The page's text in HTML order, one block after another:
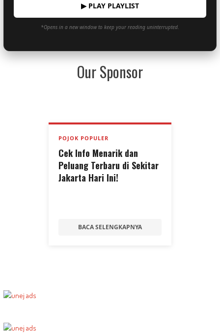
▶ PLAY PLAYLIST
*Opens in a new window to keep your reading uninterrupted.
Our Sponsor
POJOK POPULER
Cek Info Menarik dan
Peluang Terbaru di Sekitar
Jakarta Hari Ini!
BACA SELENGKAPNYA